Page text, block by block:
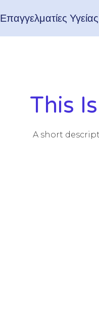
Επαγγελματίες Υγείας
This
A short